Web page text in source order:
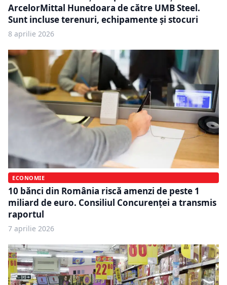
ArcelorMittal Hunedoara de către UMB Steel.
Sunt incluse terenuri, echipamente și stocuri
8 aprilie 2026
ECONOMIE
10 bănci din România riscă amenzi de peste 1
miliard de euro. Consiliul Concurenței a transmis
raportul
7 aprilie 2026